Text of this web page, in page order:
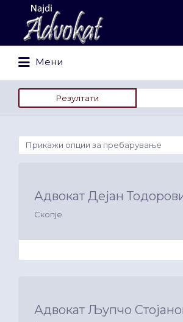
Search
for:
Мени
for:
Резултати
Прикажи опции за пребарување
Адвокат Дејан
Скопје
Адвокат Љупчо